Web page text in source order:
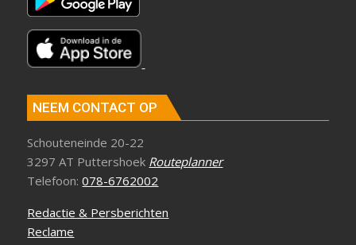
NEEM CONTACT OP
Schouteneinde 20-22
3297 AT Puttershoek Routeplanner
Telefoon:078-6762002
Redactie & Persberichten
Reclame